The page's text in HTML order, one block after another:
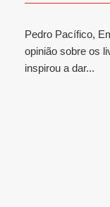
Pedro Pacífico,
opinião sobre os
inspirou a dar...